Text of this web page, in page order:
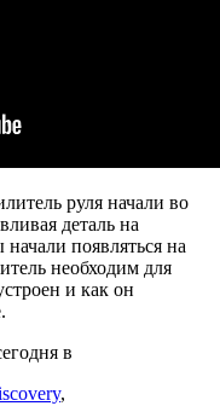
руля начали во
деталь на
появляться на
необходим для
и как он
в
,